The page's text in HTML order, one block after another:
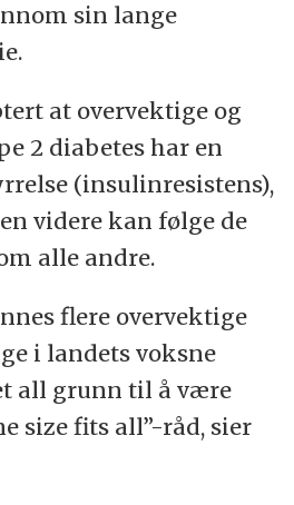
sin lange
at overvektige og
2 diabetes har en
(insulinresistens),
videre kan følge de
alle andre.
flere overvektige
i landets voksne
all grunn til å være
size fits all”-råd, sier